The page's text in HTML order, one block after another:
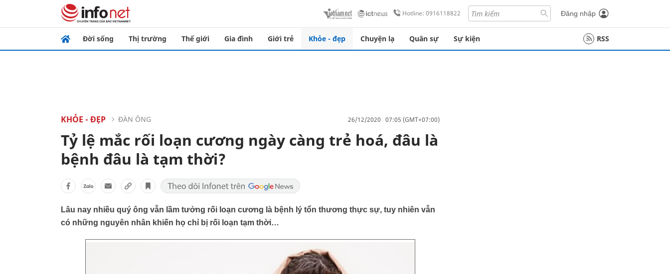
Hotline: 0916118822 Đăng nhập
Đời sống Thị trường Thế giới Gia đình Giới trẻ Khỏe - đẹp Chuyện lạ Quân sự Sự kiện RSS
KHỎE - ĐẸP ĐÀN ÔNG 26/12/2020 07:05 (GMT+07:00)
Tỷ lệ mắc rối loạn cương ngày càng trẻ hoá, đâu là
bệnh đâu là tạm thời?
Lâu nay nhiều quý ông vẫn lầm tưởng rối loạn cương là bệnh lý tổn thương thực sự, tuy nhiên vẫn
có những nguyên nhân khiến họ chỉ bị rối loạn tạm thời…